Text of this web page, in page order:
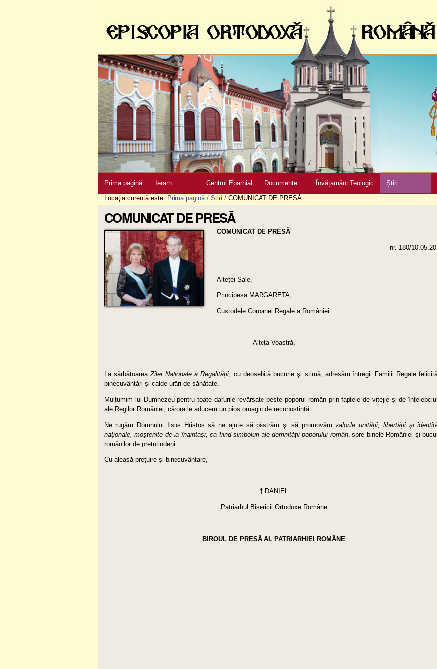
Sari
navigare
Prima pagină Ierarh Centrul Eparhial Documente Învățamânt Teologic Știri
Locaţia curentă este: Prima pagină / Știri / COMUNICAT DE PRESĂ
COMUNICAT DE PRESĂ
COMUNICAT DE PRESĂ
nr. 180/
Alteţei Sale,
Principesa MARGARETA,
Custodele Coroanei Regale a României
Alteța Voastră,
La sărbătoareaZilei Naționale a Regalității, cu deosebită bucurie şi stimă, adresăm întregii Familii Regale
binecuvântări şi calde urări de sănătate.
Mulțumim lui Dumnezeu pentru toate darurile revărsate peste poporul român prin faptele de vitejie şi de
ale Regilor României, cărora le aducem un pios omagiu de recunoștință.
Ne rugăm Domnului Iisus Hristos să ne ajute să păstrăm şi să promovămvalorile unității, libertății şi
naţionale, moștenite de la înaintași, ca fiind simboluri ale demnității poporului român, spre binele României şi
românilor de pretutindeni.
Cu aleasă prețuire şi binecuvântare,
† DANIEL
Patriarhul Bisericii Ortodoxe Române
BIROUL DE PRESĂ AL PATRIARHIEI ROMÂNE